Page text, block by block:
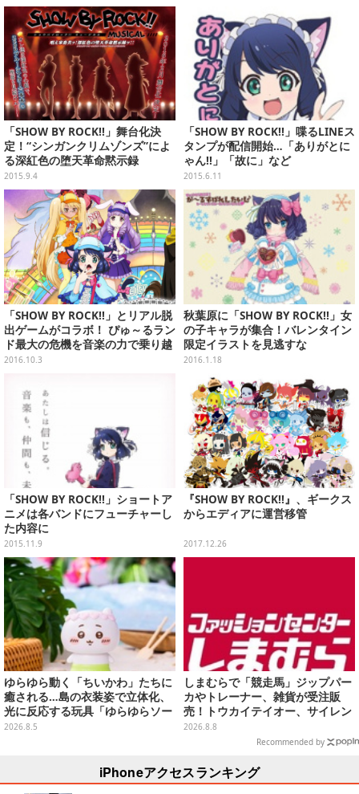
「SHOW BY ROCK!!」舞台化決
定！“シンガンクリムゾンズ”によ
る深紅色の堕天革命黙示録
2015.9.4
「SHOW BY ROCK!!」喋るLINEス
タンプが配信開始…「ありがとに
ゃん!!」「故に」など
2015.6.11
「SHOW BY ROCK!!」とリアル脱
出ゲームがコラボ！ ぴゅ～るラン
ド最大の危機を音楽の力で乗り越
えろ
2016.10.3
秋葉原に「SHOW BY ROCK!!」女
の子キャラが集合！バレンタイン
限定イラストを見逃すな
2016.1.18
「SHOW BY ROCK!!」ショートア
ニメは各バンドにフューチャーし
た内容に
2015.11.9
『SHOW BY ROCK!!』、ギークス
からエディアに運営移管
2017.12.26
ゆらゆら動く「ちいかわ」たちに
癒される…島の衣装姿で立体化、
光に反応する玩具「ゆらゆらソー
ラー」全8種が全国アミューズメ
2026.8.5
しまむらで「競走馬」ジップパー
カやトレーナー、雑貨が受注販
売！トウカイテイオー、サイレン
ススズカなど名馬をデザイン
2026.8.8
Recommended by
iPhoneアクセスランキング